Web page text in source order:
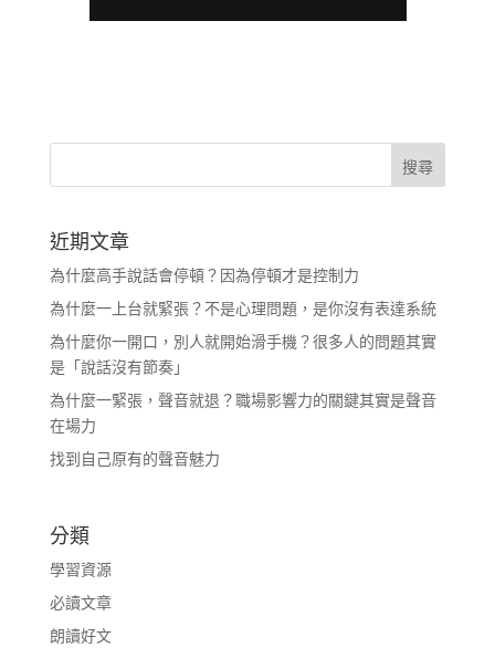
近期文章
為什麼高手說話會停頓？因為停頓才是控制力
為什麼一上台就緊張？不是心理問題，是你沒有表達系統
為什麼你一開口，別人就開始滑手機？很多人的問題其實
是「說話沒有節奏」
為什麼一緊張，聲音就退？職場影響力的關鍵其實是聲音
在場力
找到自己原有的聲音魅力
分類
學習資源
必讀文章
朗讀好文